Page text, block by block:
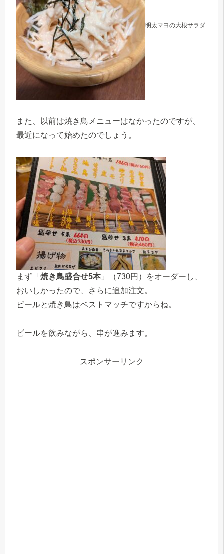
明太マヨの大根サラダ
また、以前は焼き鳥メニューはなかったのですが、
最近になって始めたのでしょう。
まず「 焼き鳥盛合せ5本」（730円）をオーダーし、
おいしかったので、さらに追加注文。
ビールと焼き鳥はベストマッチですからね。
ビールを飲みながら、串が進みます。
スポンサーリンク